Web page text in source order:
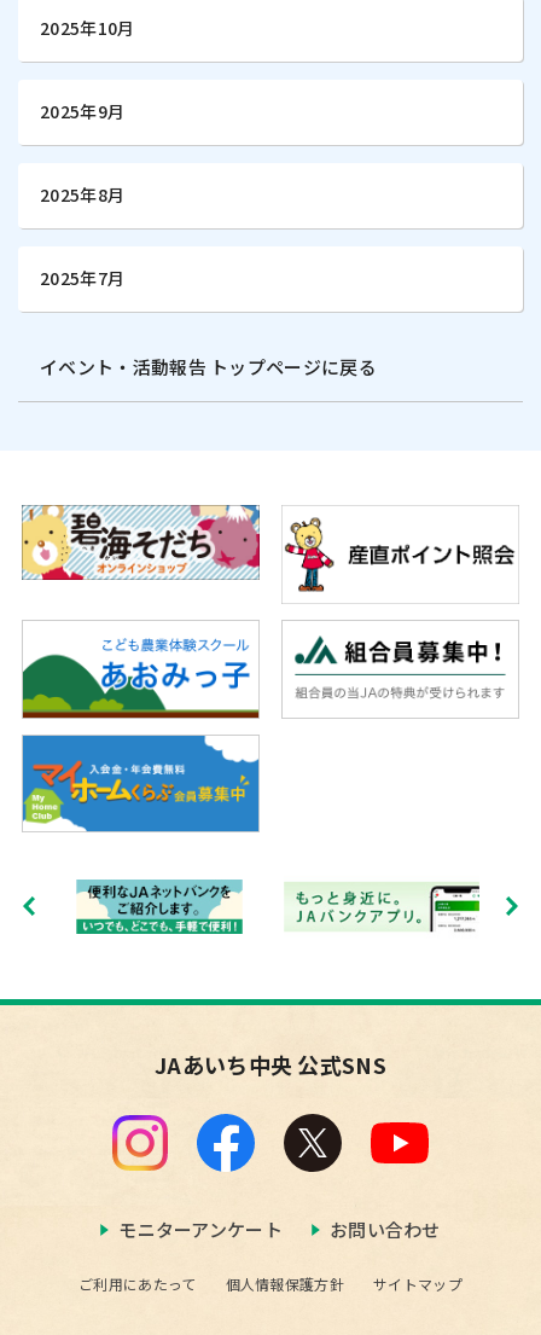
2025年10月
2025年9月
2025年8月
2025年7月
イベント・活動報告 トップページに戻る
JAあいち中央 公式SNS
モニターアンケート お問い合わせ
ご利用にあたって 個人情報保護方針 サイトマップ